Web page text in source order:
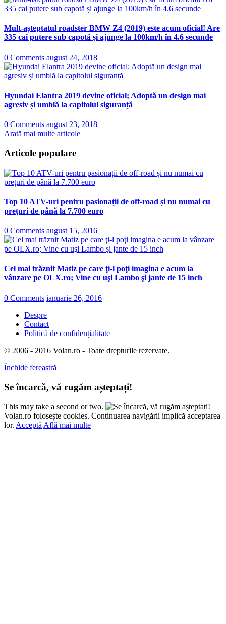
Mult-așteptatul roadster BMW Z4 (2019) este acum oficial! Are
335 cai putere sub capotă și ajunge la 100km/h în 4.6 secunde
0 Comments august 24, 2018
Hyundai Elantra 2019 devine oficial; Adoptă un design mai
agresiv și umblă la capitolul siguranță
0 Comments august 23, 2018
Arată mai multe articole
Articole populare
Top 10 ATV-uri pentru pasionații de off-road și nu numai cu
prețuri de până la 7.700 euro
0 Comments august 15, 2016
Cel mai trăznit Matiz pe care ţi-l poţi imagina e acum la
vânzare pe OLX.ro; Vine cu uşi Lambo şi jante de 15 inch
0 Comments ianuarie 26, 2016
Despre
Contact
Politică de confidențialitate
© 2006 - 2016 Volan.ro - Toate drepturile rezervate.
Închide fereastră
Se încarcă, vă rugăm așteptați!
This may take a second or two.
Volan.ro folosește cookies. Continuarea navigării implică acceptarea
lor. Acceptă Află mai multe